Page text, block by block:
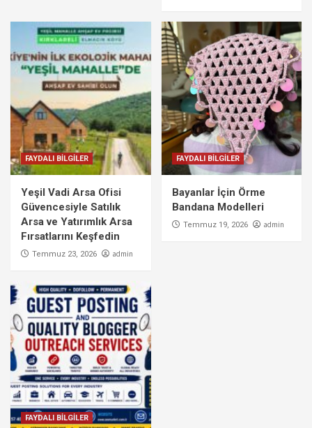
FAYDALI BİLGİLER
Yeşil Vadi Arsa Ofisi
Güvencesiyle Satılık
Arsa ve Yatırımlık Arsa
Fırsatlarını Keşfedin
Temmuz 23, 2026 admin
FAYDALI BİLGİLER
Bayanlar İçin Örme
Bandana Modelleri
Temmuz 19, 2026 admin
FAYDALI BİLGİLER